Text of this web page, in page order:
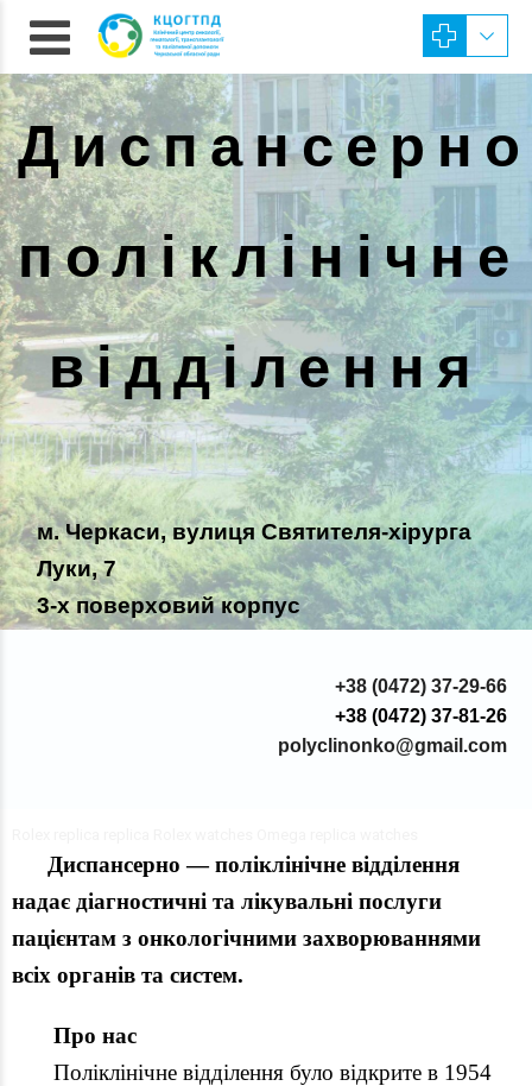
поліклінічне
відділення
м. Черкаси, вулиця Святителя-хірурга
Луки, 7
3-х поверховий корпус
+38 (0472) 37-29-66
+38 (0472) 37-81-26
polyclinonko@gmail.com
Диспансерно — поліклінічне відділення
надає діагностичні та лікувальні послуги
пацієнтам з онкологічними захворюваннями
всіх органів та систем.
Про нас
Поліклінічне відділення було відкрите в 1954